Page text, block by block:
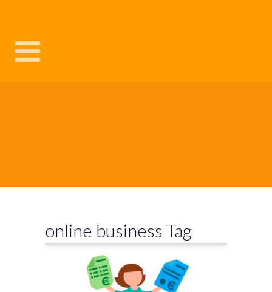
online business Tag